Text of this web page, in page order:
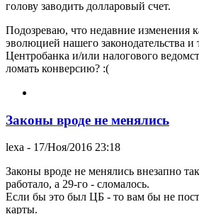
голову заводить долларовый счет.
Подозреваю, что недавние изменения
эволюцией нашего законодательства и
Центробанка и/или налогового
ломать конверсию? :(
Законы вроде не менялись
lexa - 17/Ноя/2016 23:18
Законы вроде не менялись внезапно
работало, а 29-го - сломалось.
Если бы это был ЦБ - то вам бы не
карты.